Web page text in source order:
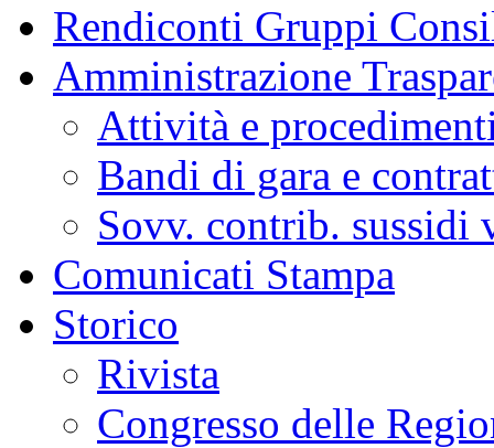
Rendiconti Gruppi
Amministrazione
Attività e
Bandi di gara e
Sovv. contrib. sussidi
Comunicati Stampa
Storico
Rivista
Congresso delle